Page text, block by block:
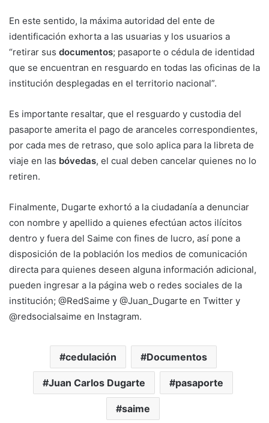
En este sentido, la máxima autoridad del ente de
identificación exhorta a las usuarias y los usuarios a
“retirar sus documentos; pasaporte o cédula de identidad
que se encuentran en resguardo en todas las oficinas de la
institución desplegadas en el territorio nacional”.
Es importante resaltar, que el resguardo y custodia del
pasaporte amerita el pago de aranceles correspondientes,
por cada mes de retraso, que solo aplica para la libreta de
viaje en las bóvedas, el cual deben cancelar quienes no lo
retiren.
Finalmente, Dugarte exhortó a la ciudadanía a denunciar
con nombre y apellido a quienes efectúan actos ilícitos
dentro y fuera del Saime con fines de lucro, así pone a
disposición de la población los medios de comunicación
directa para quienes deseen alguna información adicional,
pueden ingresar a la página web o redes sociales de la
institución; @RedSaime y @Juan_Dugarte en Twitter y
@redsocialsaime en Instagram.
cedulación Documentos
Juan Carlos Dugarte pasaporte
saime